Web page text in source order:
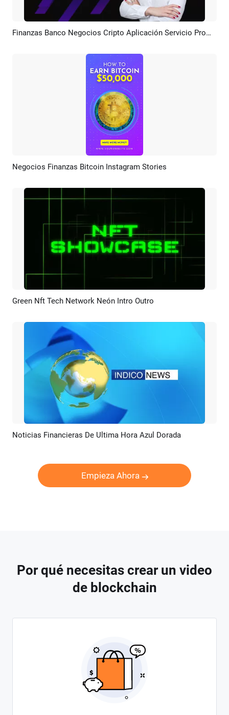
Previsualizar Crear IA Finanzas Banco Negocios Cripto Aplicación Servicio Promo
Previsualizar Crear IA
Negocios Finanzas Bitcoin Instagram Stories
Previsualizar Crear IA
Green Nft Tech Network Neón Intro Outro
Previsualizar Crear IA
Noticias Financieras De Ultima Hora Azul Dorada
Empieza Ahora
Por qué necesitas crear un video
de blockchain